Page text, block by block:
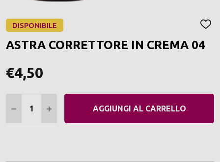
DISPONIBILE
DEI
ASTRA CORRETTORE IN CREMA 04
€4,50
DIMINUIRE QUANTITÀ:
AUMENTARE QUANTITÀ:
AGGIUNGI AL CARRELLO